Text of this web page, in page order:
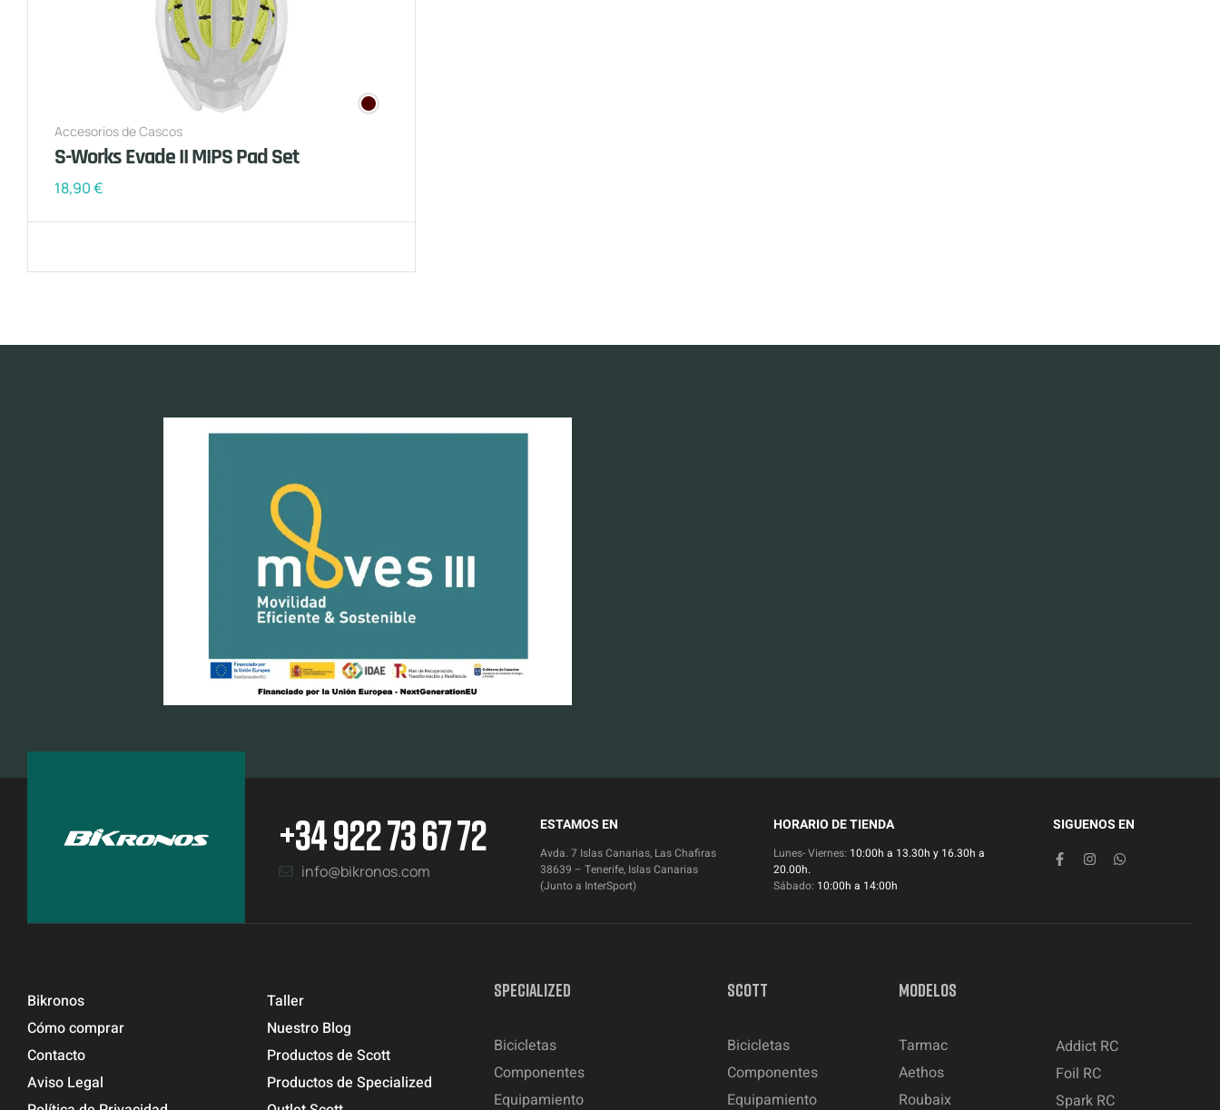
Accesorios de Cascos
S-Works Evade II MIPS Pad Set
18,90€
+34 922 73 67 72
info@bikronos.com
ESTAMOS EN
Avda. 7 Islas Canarias, Las Chafiras
38639 – Tenerife, Islas Canarias
(Junto a InterSport)
HORARIO DE TIENDA
Lunes- Viernes: 10:00h a 13.30h y 16.30h a
20.00h.
Sábado: 10:00h a 14:00h
SIGUENOS EN
Bikronos
Cómo comprar
Contacto
Aviso Legal
Taller
Nuestro Blog
Productos de Scott
Productos de Specialized
SPECIALIZED
Bicicletas
Componentes
Equipamiento
SCOTT
Bicicletas
Componentes
Equipamiento
MODELOS
Tarmac
Aethos
Roubaix
Addict RC
Foil RC
Spark RC